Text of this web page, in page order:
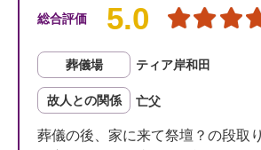
総合評価 5.0
葬儀場 ティア岸和田
故人との関係 亡父
葬儀の後、家に来て祭壇？の段取